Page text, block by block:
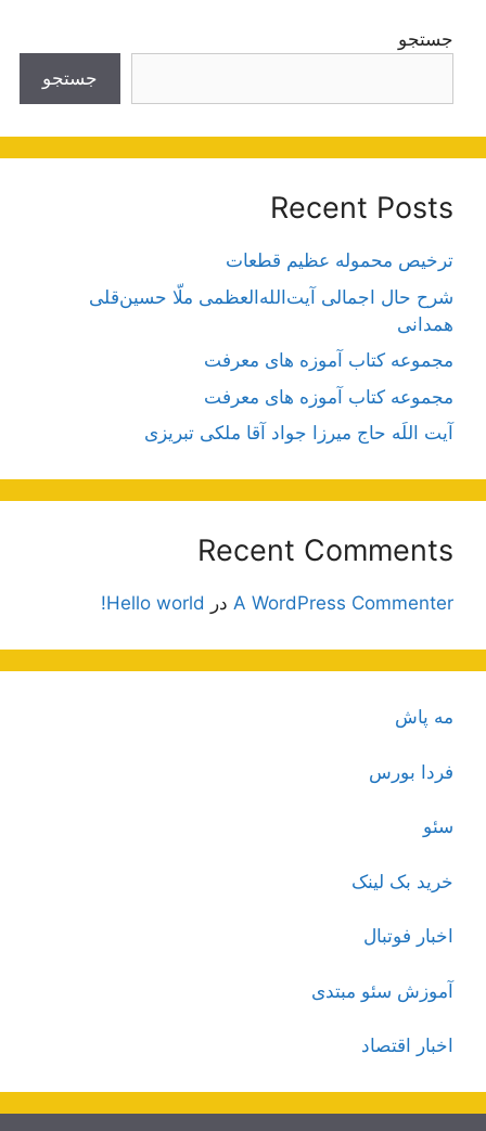
جستجو
جستجو
Recent Posts
ترخیص محموله عظیم قطعات
شرح حال اجمالی آیت‌الله‌العظمی ملّا حسین‌قلی
همدانی
مجموعه کتاب آموزه های معرفت
مجموعه کتاب آموزه های معرفت
آیت اللَه حاج میرزا جواد آقا ملکی تبریزی
Recent Comments
A WordPress Commenter در Hello world!
مه پاش
فردا بورس
سئو
خرید بک لینک
اخبار فوتبال
آموزش سئو مبتدی
اخبار اقتصاد